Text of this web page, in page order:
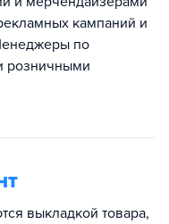
кампаний и
по
розничными
выкладкой товара,